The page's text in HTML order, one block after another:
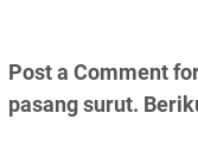
Post a Comment
pasang surut.